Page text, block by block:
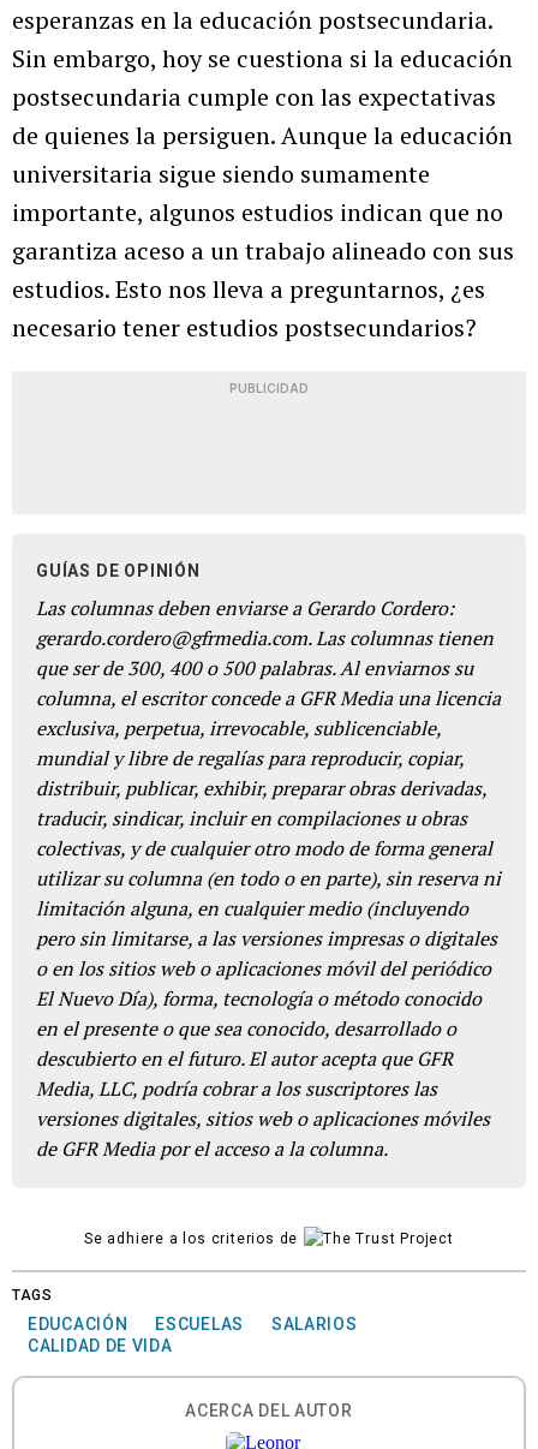
esperanzas en la educación postsecundaria.
Sin embargo, hoy se cuestiona si la educación
postsecundaria cumple con las expectativas
de quienes la persiguen. Aunque la educación
universitaria sigue siendo sumamente
importante, algunos estudios indican que no
garantiza aceso a un trabajo alineado con sus
estudios. Esto nos lleva a preguntarnos, ¿es
necesario tener estudios postsecundarios?
PUBLICIDAD
GUÍAS DE OPINIÓN
Las columnas deben enviarse a Gerardo Cordero:
gerardo.cordero@gfrmedia.com. Las columnas tienen
que ser de 300, 400 o 500 palabras. Al enviarnos su
columna, el escritor concede a GFR Media una licencia
exclusiva, perpetua, irrevocable, sublicenciable,
mundial y libre de regalías para reproducir, copiar,
distribuir, publicar, exhibir, preparar obras derivadas,
traducir, sindicar, incluir en compilaciones u obras
colectivas, y de cualquier otro modo de forma general
utilizar su columna (en todo o en parte), sin reserva ni
limitación alguna, en cualquier medio (incluyendo
pero sin limitarse, a las versiones impresas o digitales
o en los sitios web o aplicaciones móvil del periódico
El Nuevo Día), forma, tecnología o método conocido
en el presente o que sea conocido, desarrollado o
descubierto en el futuro. El autor acepta que GFR
Media, LLC, podría cobrar a los suscriptores las
versiones digitales, sitios web o aplicaciones móviles
de GFR Media por el acceso a la columna.
Se adhiere a los criterios de
TAGS
EDUCACIÓN ESCUELAS
SALARIOS
CALIDAD DE VIDA
ACERCA DEL AUTOR